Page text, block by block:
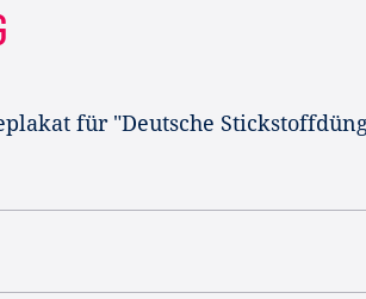
für "Deutsche